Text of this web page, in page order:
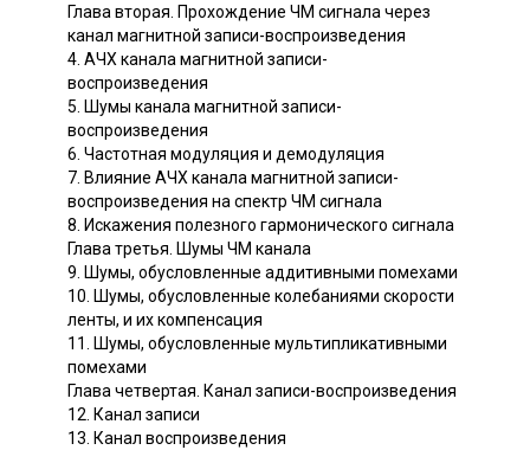
Глава вторая. Прохождение ЧМ сигнала через
канал магнитной записи-воспроизведения
4. АЧХ канала магнитной записи-
воспроизведения
5. Шумы канала магнитной записи-
воспроизведения
6. Частотная модуляция и демодуляция
7. Влияние АЧХ канала магнитной записи-
воспроизведения на спектр ЧМ сигнала
8. Искажения полезного гармонического сигнала
Глава третья. Шумы ЧМ канала
9. Шумы, обусловленные аддитивными помехами
10. Шумы, обусловленные колебаниями скорости
ленты, и их компенсация
11. Шумы, обусловленные мультипликативными
помехами
Глава четвертая. Канал записи-воспроизведения
12. Канал записи
13. Канал воспроизведения